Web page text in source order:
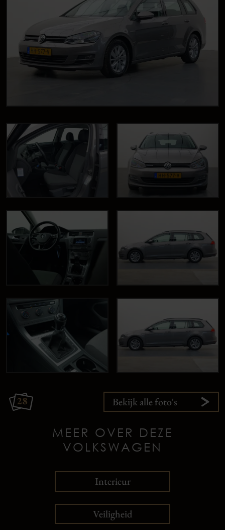
28 Bekijk alle foto's
MEER OVER DEZE
VOLKSWAGEN
Interieur
Veiligheid